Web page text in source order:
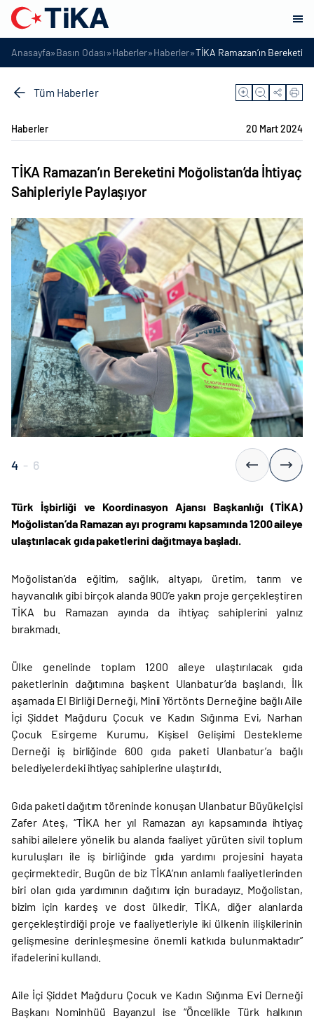
Anasayfa»Basın Odası»Haberler»Haberler»TİKA Ramazan’ın
Tüm Haberler
Haberler 20 Mart 2024
TİKA Ramazan’ın Bereketini Moğolistan’da İhtiyaç
Sahipleriyle Paylaşıyor
4 - 6
Türk İşbirliği ve Koordinasyon Ajansı Başkanlığı (TİKA)
Moğolistan’da Ramazan ayı programı kapsamında 1200 aileye
ulaştırılacak gıda paketlerini dağıtmaya başladı.
Moğolistan’da eğitim, sağlık, altyapı, üretim, tarım ve
hayvancılık gibi birçok alanda 900’e yakın proje gerçekleştiren
TİKA bu Ramazan ayında da ihtiyaç sahiplerini yalnız
bırakmadı.
Ülke genelinde toplam 1200 aileye ulaştırılacak gıda
paketlerinin dağıtımına başkent Ulanbatur’da başlandı. İlk
aşamada El Birliği Derneği, Minii Yörtönts Derneğine bağlı Aile
İçi Şiddet Mağduru Çocuk ve Kadın Sığınma Evi, Narhan
Çocuk Esirgeme Kurumu, Kişisel Gelişimi Destekleme
Derneği iş birliğinde 600 gıda paketi Ulanbatur’a bağlı
belediyelerdeki ihtiyaç sahiplerine ulaştırıldı.
Gıda paketi dağıtım töreninde konuşan Ulanbatur Büyükelçisi
Zafer Ateş, “TİKA her yıl Ramazan ayı kapsamında ihtiyaç
sahibi ailelere yönelik bu alanda faaliyet yürüten sivil toplum
kuruluşları ile iş birliğinde gıda yardımı projesini hayata
geçirmektedir. Bugün de biz TİKA’nın anlamlı faaliyetlerinden
biri olan gıda yardımının dağıtımı için buradayız. Moğolistan,
bizim için kardeş ve dost ülkedir. TİKA, diğer alanlarda
gerçekleştirdiği proje ve faaliyetleriyle iki ülkenin ilişkilerinin
gelişmesine derinleşmesine önemli katkıda bulunmaktadır”
ifadelerini kullandı.
Aile İçi Şiddet Mağduru Çocuk ve Kadın Sığınma Evi Derneği
Başkanı Nominhüü Bayanzul ise “Öncelikle Türk halkının